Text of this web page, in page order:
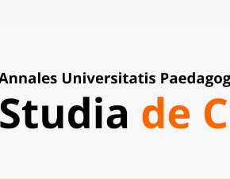
opinii w zakresie